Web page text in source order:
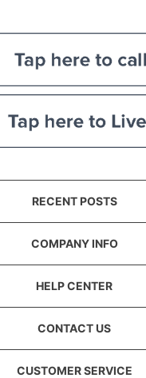
RECENT POSTS
COMPANY INFO
HELP CENTER
CONTACT US
CUSTOMER SERVICE